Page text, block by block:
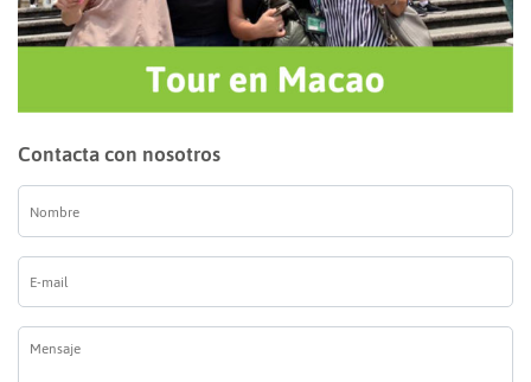
Contacta con nosotros
E-
mail
*
Mensaje